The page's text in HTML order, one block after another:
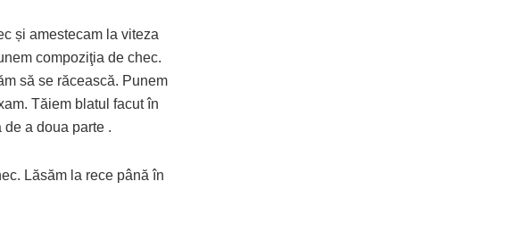
și amestecam la viteza
compoziţia de chec.
să se răcească. Punem
Tăiem blatul facut în
a doua parte .
Lăsăm la rece până în